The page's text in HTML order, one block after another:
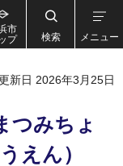
市
プ
検索 メニュー
新日 2026年3月25日
つみちょ
えん）